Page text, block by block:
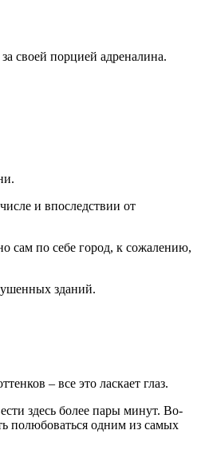
своей порцией адреналина.
и впоследствии от
сам по себе город, к сожалению,
зданий.
– все это ласкает глаз.
здесь более пары минут. Во-
полюбоваться одним из самых